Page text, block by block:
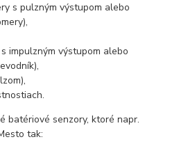
s pulzným výstupom alebo
impulzným výstupom alebo
batériové senzory, ktoré napr.
tak: